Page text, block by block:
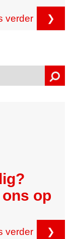
verder ❯
op
verder ❯